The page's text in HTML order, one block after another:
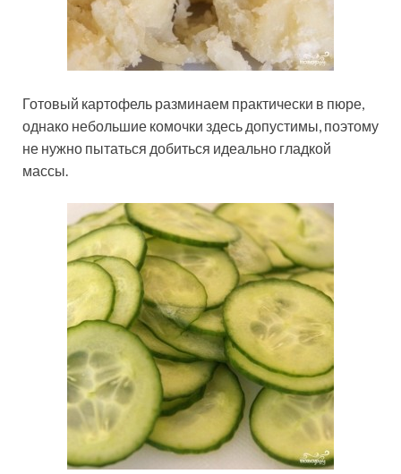
Готовый картофель разминаем практически в пюре,
однако небольшие комочки здесь допустимы, поэтому
не нужно пытаться добиться идеально гладкой
массы.